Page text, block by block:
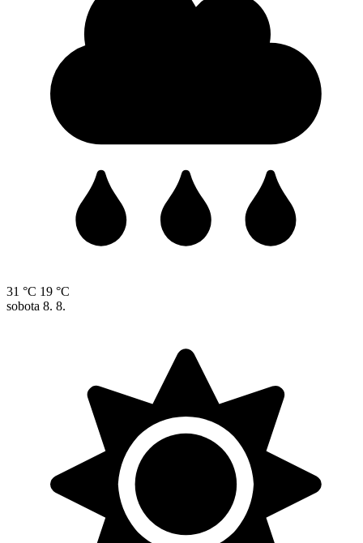
31 °C 19 °C
sobota 8. 8.